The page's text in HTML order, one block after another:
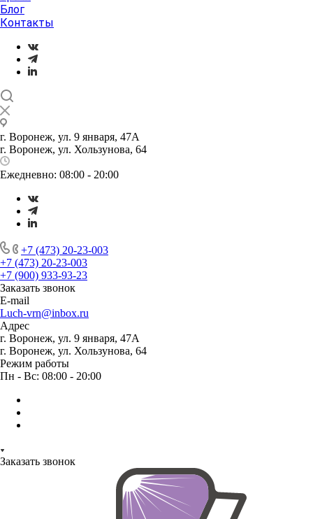
Блог
Контакты
г. Воронеж, ул. 9 января, 47А
г. Воронеж, ул. Хользунова, 64
Ежедневно: 08:00 - 20:00
+7 (473) 20-23-003
+7 (473) 20-23-003
+7 (900) 933-93-23
Заказать звонок
E-mail
Luch-vrn@inbox.ru
Адрес
г. Воронеж, ул. 9 января, 47А
г. Воронеж, ул. Хользунова, 64
Режим работы
Пн - Вс: 08:00 - 20:00
Заказать звонок